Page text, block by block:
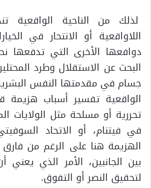
لذلك من الناحية الواقعية
اللاواقعية أو الانتحار في
دوافعها الأخرى التي تدفعها
البحث عن الاستقلال وطرد
جسام في مقدمتها النفس
الواقعية تفسير أسباب
تحررية أو مسلحة مثل الولايات
في فيتنام، أو الاتحاد
الهزيمة هنا على الرغم من
بين الجانبين، الأمر الذي
لتحقيق النصر أو التفوق.